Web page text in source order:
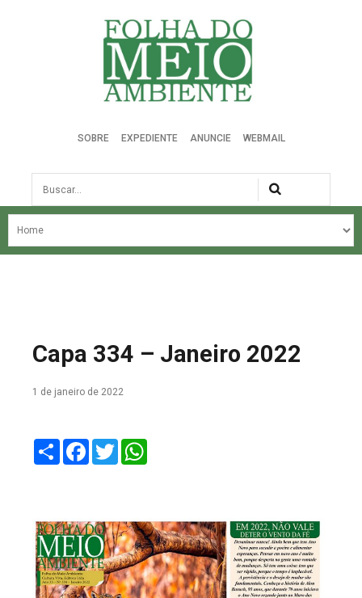
Folha do Meio Ambiente
SOBRE EXPEDIENTE ANUNCIE WEBMAIL
Busca
NOSSA HISTÓRIA
Capa 334 – Janeiro 2022
1 de janeiro de 2022
ShareFacebook
Twitter